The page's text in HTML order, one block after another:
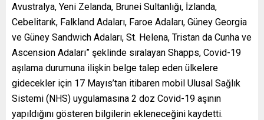
Avustralya, Yeni Zelanda, Brunei Sultanlığı, İzlanda,
Cebelitarık, Falkland Adaları, Faroe Adaları, Güney Georgia
ve Güney Sandwich Adaları, St. Helena, Tristan da Cunha ve
Ascension Adaları” şeklinde sıralayan Shapps, Covid-19
aşılama durumuna ilişkin belge talep eden ülkelere
gidecekler için 17 Mayıs’tan itibaren mobil Ulusal Sağlık
Sistemi (NHS) uygulamasına 2 doz Covid-19 aşının
yapıldığını gösteren bilgilerin ekleneceğini kaydetti.